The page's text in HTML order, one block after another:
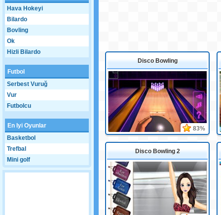
Hava Hokeyi
Bilardo
Bovling
Ok
Hizli Bilardo
Futbol
Serbest Vuruğ
Vur
Futbolcu
En Iyi Oyunlar
Basketbol
Trefbal
Mini golf
Disco Bowling
83%
Disco Bowling 2